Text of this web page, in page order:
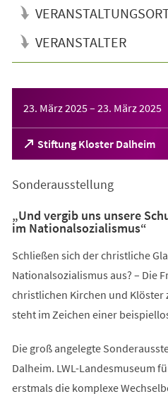
VERANSTALTER
23. März 2025– 23. März 2025
Stiftung Kloster Dalheim
(Öffnet
in
neuen
Sonderausstellung
„Und vergib uns unsere
im Nationalsozialismus“
Schließen sich der christliche
Nationalsozialismus aus? – Die
christlichen Kirchen und Klöster
steht im Zeichen einer
Die groß angelegte
Dalheim. LWL-Landesmuseum
erstmals die komplexe